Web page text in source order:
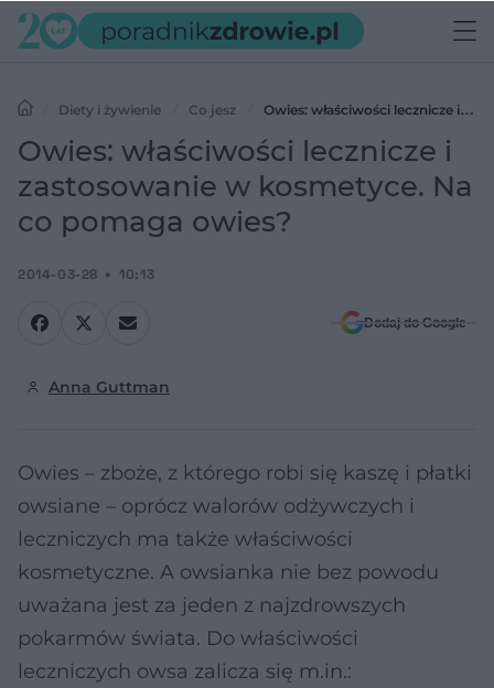
Diety i żywienie Co jesz
Owies: właściwości lecznicze i
zastosowanie w kosmetyce. Na co pomaga owies?
Owies: właściwości lecznicze i
zastosowanie w kosmetyce. Na
co pomaga owies?
2014-03-28 10:13
Dodaj do Google
Anna Guttman
Owies – zboże, z którego robi się kaszę i płatki
owsiane – oprócz walorów odżywczych i
leczniczych ma także właściwości
kosmetyczne. A owsianka nie bez powodu
uważana jest za jeden z najzdrowszych
pokarmów świata. Do właściwości
leczniczych owsa zalicza się m.in.: